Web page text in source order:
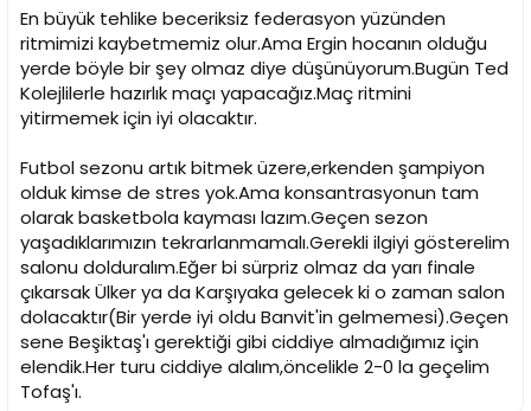
En büyük tehlike beceriksiz federasyon yüzünden
ritmimizi kaybetmemiz olur.Ama Ergin hocanın olduğu
yerde böyle bir şey olmaz diye düşünüyorum.Bugün Ted
Kolejlilerle hazırlık maçı yapacağız.Maç ritmini
yitirmemek için iyi olacaktır.
Futbol sezonu artık bitmek üzere,erkenden şampiyon
olduk kimse de stres yok.Ama konsantrasyonun tam
olarak basketbola kayması lazım.Geçen sezon
yaşadıklarımızın tekrarlanmamalı.Gerekli ilgiyi gösterelim
salonu dolduralım.Eğer bi sürpriz olmaz da yarı finale
çıkarsak Ülker ya da Karşıyaka gelecek ki o zaman salon
dolacaktır(Bir yerde iyi oldu Banvit'in gelmemesi).Geçen
sene Beşiktaş'ı gerektiği gibi ciddiye almadığımız için
elendik.Her turu ciddiye alalım,öncelikle 2-0 la geçelim
Tofaş'ı.